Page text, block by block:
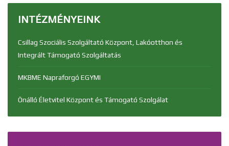
INTÉZMÉNYEINK
Csillag Szociális Szolgáltató Központ, Lakóotthon és
Integrált Támogató Szolgáltatás
MKBME Napraforgó EGYMI
Önálló Életvitel Központ és Támogató Szolgálat